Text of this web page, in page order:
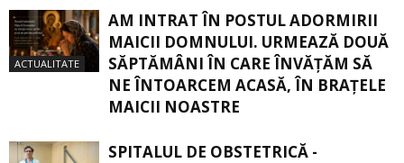
ACTUALITATE
AM INTRAT ÎN POSTUL ADORMIRII
MAICII DOMNULUI. URMEAZĂ DOUĂ
SĂPTĂMÂNI ÎN CARE ÎNVĂŢĂM SĂ
NE ÎNTOARCEM ACASĂ, ÎN BRAŢELE
MAICII NOASTRE
SPITALUL DE OBSTETRICĂ -